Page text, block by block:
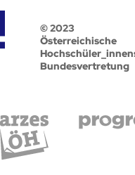
© 2023
Österreichische
Bundesvertretung